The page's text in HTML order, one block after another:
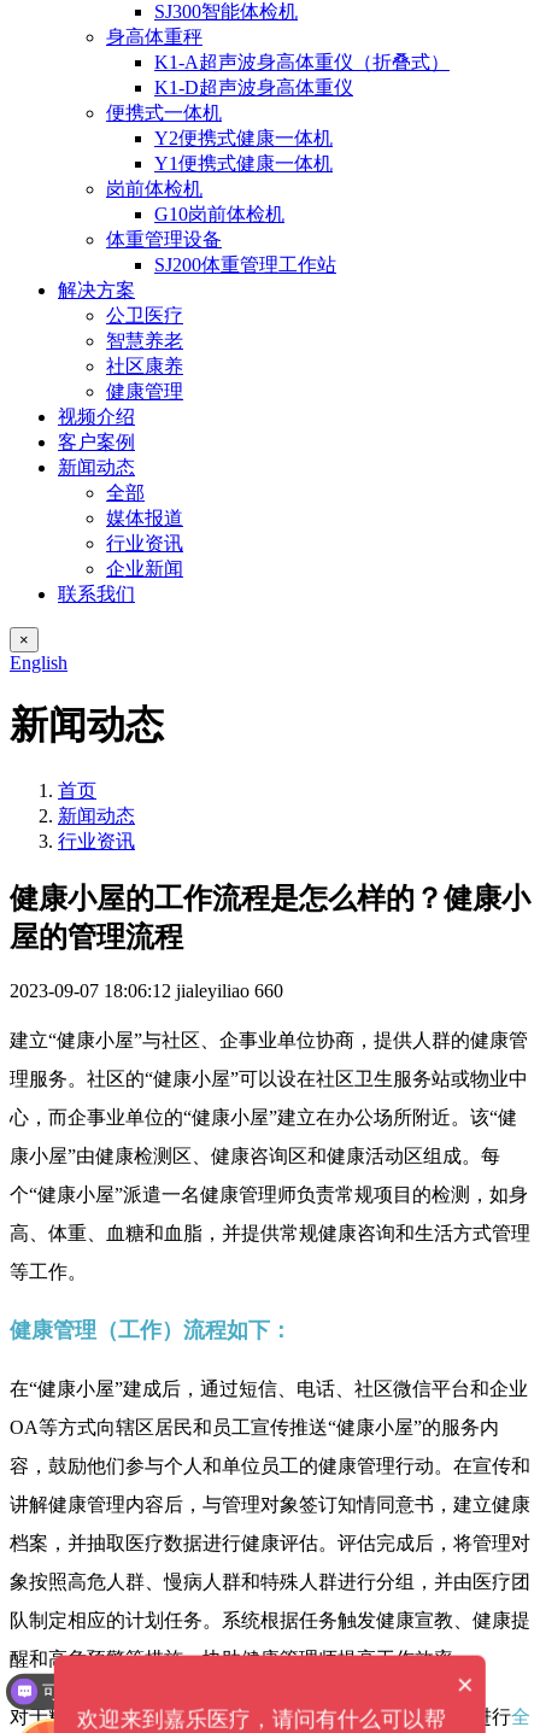
SJ300智能体检机
身高体重秤
K1-A超声波身高体重仪（折叠式）
K1-D超声波身高体重仪
便携式一体机
Y2便携式健康一体机
Y1便携式健康一体机
岗前体检机
G10岗前体检机
体重管理设备
SJ200体重管理工作站
解决方案
公卫医疗
智慧养老
社区康养
健康管理
视频介绍
客户案例
新闻动态
全部
媒体报道
行业资讯
企业新闻
联系我们
×
English
新闻动态
首页
新闻动态
行业资讯
健康小屋的工作流程是怎么样的？健康小
屋的管理流程
2023-09-07 18:06:12 jialeyiliao 660
建立“健康小屋”与社区、企事业单位协商，提供人群的健康管
理服务。社区的“健康小屋”可以设在社区卫生服务站或物业中
心，而企事业单位的“健康小屋”建立在办公场所附近。该“健
康小屋”由健康检测区、健康咨询区和健康活动区组成。每
个“健康小屋”派遣一名健康管理师负责常规项目的检测，如身
高、体重、血糖和血脂，并提供常规健康咨询和生活方式管理
等工作。
健康管理（工作）流程如下：
在“健康小屋”建成后，通过短信、电话、社区微信平台和企业
OA等方式向辖区居民和员工宣传推送“健康小屋”的服务内
容，鼓励他们参与个人和单位员工的健康管理行动。在宣传和
讲解健康管理内容后，与管理对象签订知情同意书，建立健康
档案，并抽取医疗数据进行健康评估。评估完成后，将管理对
象按照高危人群、慢病人群和特殊人群进行分组，并由医疗团
队制定相应的计划任务。系统根据任务触发健康宣教、健康提
醒和高危预警等措施，协助健康管理师提高工作效率。
对于糖尿病高危人群和高血压易患人群，健康管理师将进行全
×
欢迎来到嘉乐医疗，请问有什么可以帮